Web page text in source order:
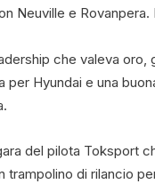
Neuville e
che valeva oro,
Hyundai e una
del pilota Toksport
trampolino di rilancio